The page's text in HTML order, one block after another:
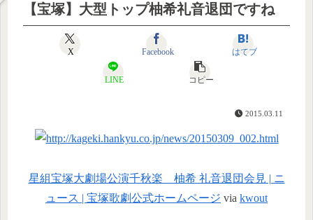
【宝塚】大型トップ柚希礼音退団ですね
X Facebook はてブ
LINE コピー
2015.03.11
星組宝塚大劇場公演千秋楽 柚希 礼音退団会見 | ニ
ュース | 宝塚歌劇公式ホームページ via kwout